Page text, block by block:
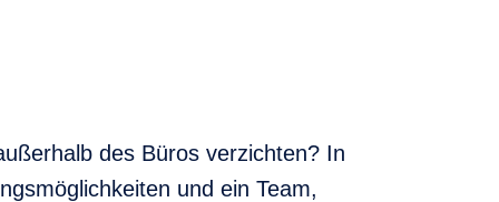
des Büros verzichten? In
und ein Team,